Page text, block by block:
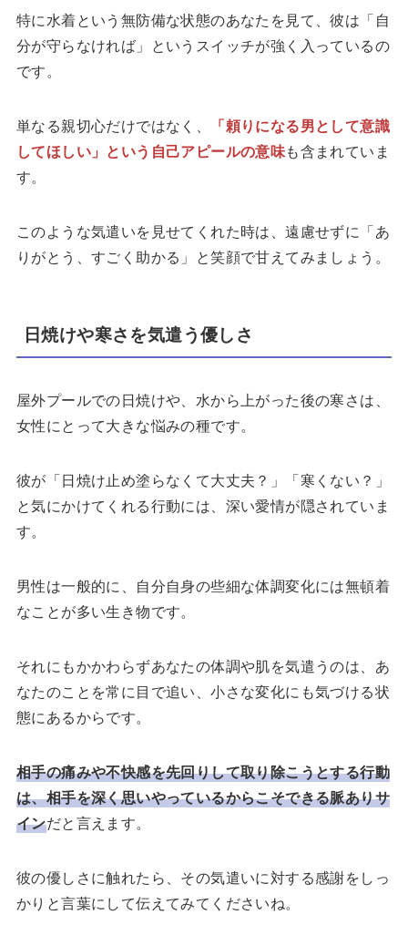
特に水着という無防備な状態のあなたを見て、彼は「自
分が守らなければ」というスイッチが強く入っているの
です。
単なる親切心だけではなく、
「頼りになる男として意識
してほしい」という自己アピールの意味も含まれていま
す。
このような気遣いを見せてくれた時は、遠慮せずに「あ
りがとう、すごく助かる」と笑顔で甘えてみましょう。
日焼けや寒さを気遣う優しさ
屋外プールでの日焼けや、水から上がった後の寒さは、
女性にとって大きな悩みの種です。
彼が「日焼け止め塗らなくて大丈夫？」「寒くない？」
と気にかけてくれる行動には、深い愛情が隠されていま
す。
男性は一般的に、自分自身の些細な体調変化には無頓着
なことが多い生き物です。
それにもかかわらずあなたの体調や肌を気遣うのは、あ
なたのことを常に目で追い、小さな変化にも気づける状
態にあるからです。
相手の痛みや不快感を先回りして取り除こうとする行動
は、相手を深く思いやっているからこそできる脈ありサ
インだと言えます。
彼の優しさに触れたら、その気遣いに対する感謝をしっ
かりと言葉にして伝えてみてくださいね。